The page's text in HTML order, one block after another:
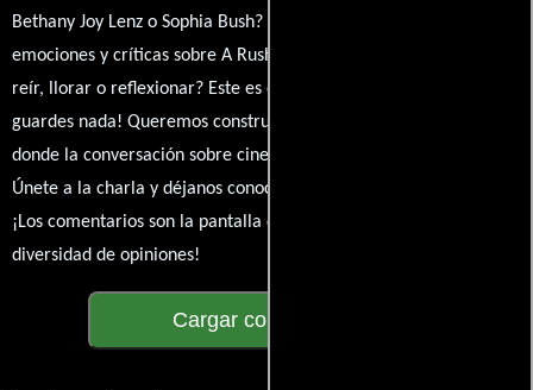
Bethany Joy Lenz o Sophia Bush? Comparte tus pensamientos,
emociones y críticas sobre A Rush of Blood to the Head. ¿Te hizo
reír, llorar o reflexionar? Este es el lugar para expresarlo. ¡No te
guardes nada! Queremos construir una comunidad apasionada
donde la conversación sobre cine y series nunca se detenga.
Únete a la charla y déjanos conocer tu mundo cinematográfico.
¡Los comentarios son la pantalla donde se proyecta nuestra
diversidad de opiniones!
Cargar comentarios